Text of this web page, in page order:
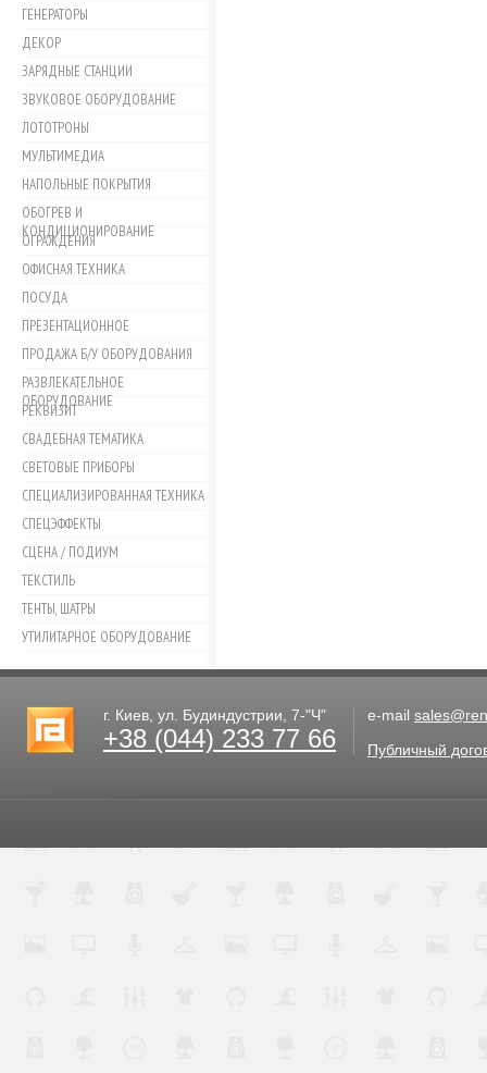
ГЕНЕРАТОРЫ
ДЕКОР
ЗАРЯДНЫЕ СТАНЦИИ
ЗВУКОВОЕ ОБОРУДОВАНИЕ
ЛОТОТРОНЫ
МУЛЬТИМЕДИА
НАПОЛЬНЫЕ ПОКРЫТИЯ
ОБОГРЕВ И
КОНДИЦИОНИРОВАНИЕ
ОГРАЖДЕНИЯ
ОФИСНАЯ ТЕХНИКА
ПОСУДА
ПРЕЗЕНТАЦИОННОЕ
ПРОДАЖА Б/У ОБОРУДОВАНИЯ
РАЗВЛЕКАТЕЛЬНОЕ
ОБОРУДОВАНИЕ
РЕКВИЗИТ
СВАДЕБНАЯ ТЕМАТИКА
СВЕТОВЫЕ ПРИБОРЫ
СПЕЦИАЛИЗИРОВАННАЯ ТЕХНИКА
СПЕЦЭФФЕКТЫ
СЦЕНА / ПОДИУМ
ТЕКСТИЛЬ
ТЕНТЫ, ШАТРЫ
УТИЛИТАРНОЕ ОБОРУДОВАНИЕ
г. Киев, ул. Будиндустрии, 7-"Ч"
+38 (044) 233 77 66
e-mail
Публичный